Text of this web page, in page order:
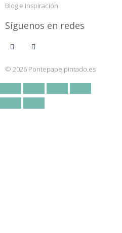
Blog e Inspiración
Síguenos en redes
© 2026 Pontepapelpintado.es